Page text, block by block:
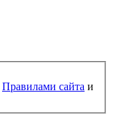
Правилами сайта и